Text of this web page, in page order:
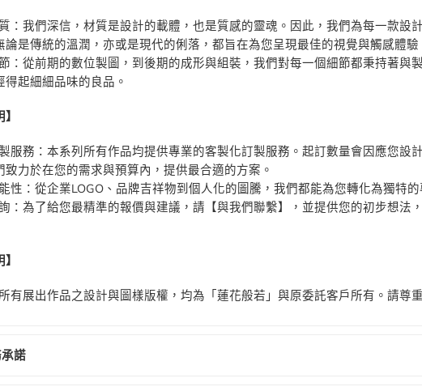
：我們深信，材質是設計的載體，也是質感的靈魂。因此，我們為每一款設
論是傳統的溫潤，亦或是現代的俐落，都旨在為您呈現最佳的視覺與觸感體驗
：從前期的數位製圖，到後期的成形與組裝，我們對每一個細節都秉持著與
得起細細品味的良品。
服務：本系列所有作品均提供專業的客製化訂製服務。起訂數量會因應您設
致力於在您的需求與預算內，提供最合適的方案。
性：從企業LOGO、品牌吉祥物到個人化的圖騰，我們都能為您轉化為獨特的
：為了給您最精準的報價與建議，請【與我們聯繫】，並提供您的初步想法
有展出作品之設計與圖樣版權，均為「蓮花般若」與原委託客戶所有。請尊
諾